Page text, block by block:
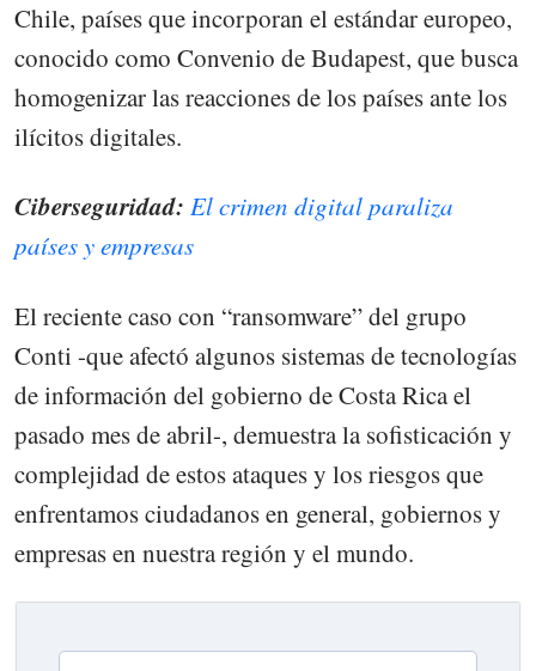
Chile, países que incorporan el estándar europeo,
conocido como Convenio de Budapest, que busca
homogenizar las reacciones de los países ante los
ilícitos digitales.
Ciberseguridad: El crimen digital paraliza
países y empresas
El reciente caso con “ransomware” del grupo
Conti -que afectó algunos sistemas de tecnologías
de información del gobierno de Costa Rica el
pasado mes de abril-, demuestra la sofisticación y
complejidad de estos ataques y los riesgos que
enfrentamos ciudadanos en general, gobiernos y
empresas en nuestra región y el mundo.